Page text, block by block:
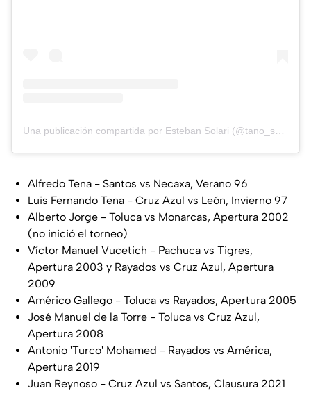
Una publicación compartida por Esteban Solari (@tano_solari)
Alfredo Tena - Santos vs Necaxa, Verano 96
Luis Fernando Tena - Cruz Azul vs León, Invierno 97
Alberto Jorge - Toluca vs Monarcas, Apertura 2002
(no inició el torneo)
Víctor Manuel Vucetich - Pachuca vs Tigres,
Apertura 2003 y Rayados vs Cruz Azul, Apertura
2009
Américo Gallego - Toluca vs Rayados, Apertura 2005
José Manuel de la Torre - Toluca vs Cruz Azul,
Apertura 2008
Antonio 'Turco' Mohamed - Rayados vs América,
Apertura 2019
Juan Reynoso - Cruz Azul vs Santos, Clausura 2021